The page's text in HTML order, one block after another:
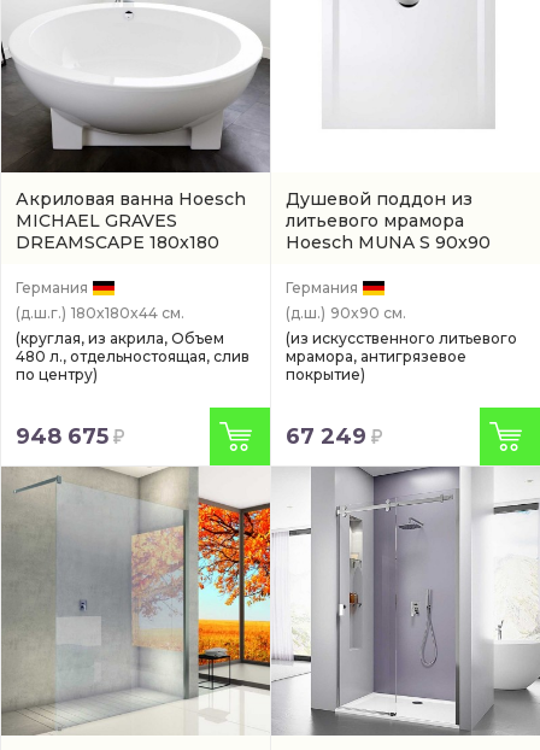
Акриловая ванна Hoesch
MICHAEL GRAVES
DREAMSCAPE 180x180
Германия
(д.ш.г.) 180x180x44 см.
(круглая, из акрила, Объем
480 л., отдельностоящая, слив
по центру)
948 675
Душевой поддон из
литьевого мрамора
Hoesch MUNA S 90x90
Германия
(д.ш.) 90x90 см.
(из искусственного литьевого
мрамора, антигрязевое
покрытие)
67 249